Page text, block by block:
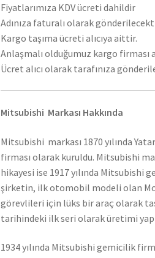
Fiyatlarımıza KDV ücreti dahildir
Adınıza faturalı olarak
Kargo taşıma ücreti alıcıya aittir.
Anlaşmalı olduğumuz kargo firması
Ücret alıcı olarak tarafınıza
Mitsubishi Markası Hakkında
Mitsubishi markası 1870 yılında
firması olarak kuruldu. Mitsubishi
hikayesi ise 1917 yılında Mitsubishi
şirketin, ilk otomobil modeli olan
görevlileri için lüks bir araç olarak
tarihindeki ilk seri olarak üretimi
1934 yılında Mitsubishi gemicilik